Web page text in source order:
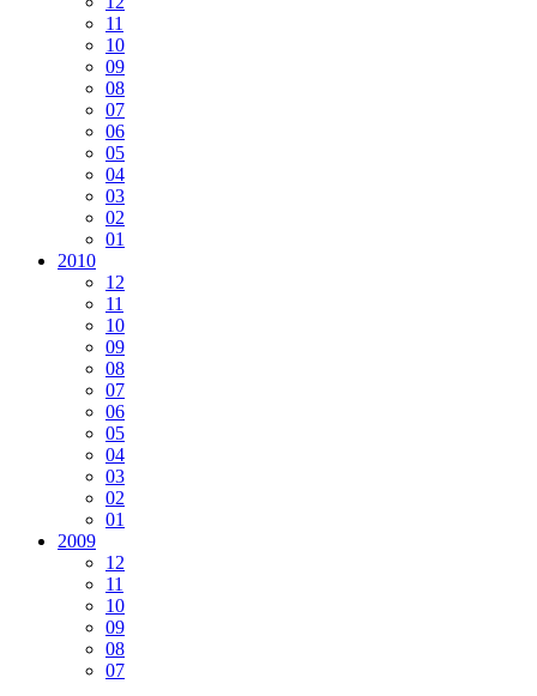
11
10
09
08
07
06
05
04
03
02
01
2010
12
11
10
09
08
07
06
05
04
03
02
01
2009
12
11
10
09
08
07